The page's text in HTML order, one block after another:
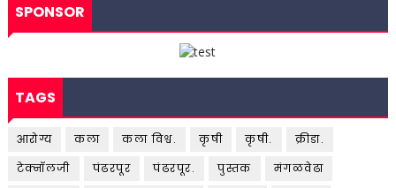
SPONSOR
TAGS
आरोग्य कला कला विश्व. कृषी कृषी.
क्रीडा.
टेक्नॉलजी
पंढरपूर पंढरपूर. पुस्तक
मंगळवेढा